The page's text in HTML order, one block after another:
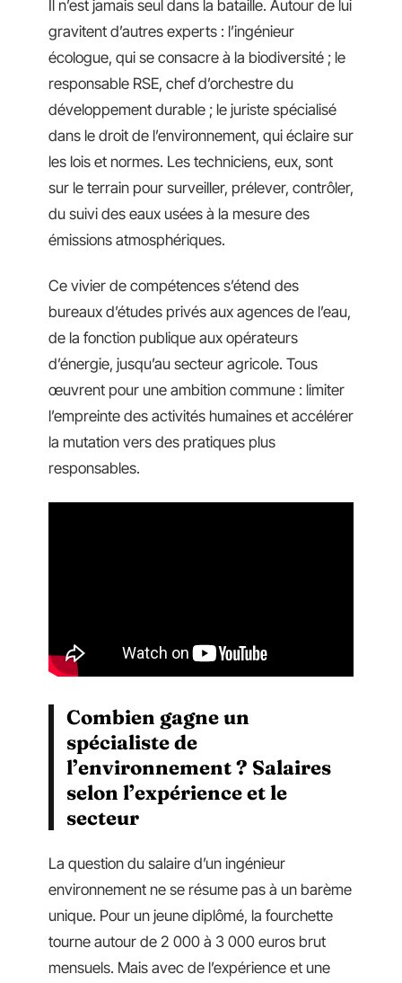
Il n’est jamais seul dans la bataille. Autour de lui
gravitent d’autres experts : l’ingénieur
écologue, qui se consacre à la biodiversité ; le
responsable RSE, chef d’orchestre du
développement durable ; le juriste spécialisé
dans le droit de l’environnement, qui éclaire sur
les lois et normes. Les techniciens, eux, sont
sur le terrain pour surveiller, prélever, contrôler,
du suivi des eaux usées à la mesure des
émissions atmosphériques.
Ce vivier de compétences s’étend des
bureaux d’études privés aux agences de l’eau,
de la fonction publique aux opérateurs
d’énergie, jusqu’au secteur agricole. Tous
œuvrent pour une ambition commune : limiter
l’empreinte des activités humaines et accélérer
la mutation vers des pratiques plus
responsables.
Combien gagne un
spécialiste de
l’environnement ? Salaires
selon l’expérience et le
secteur
La question du salaire d’un ingénieur
environnement ne se résume pas à un barème
unique. Pour un jeune diplômé, la fourchette
tourne autour de 2 000 à 3 000 euros brut
mensuels. Mais avec de l’expérience et une